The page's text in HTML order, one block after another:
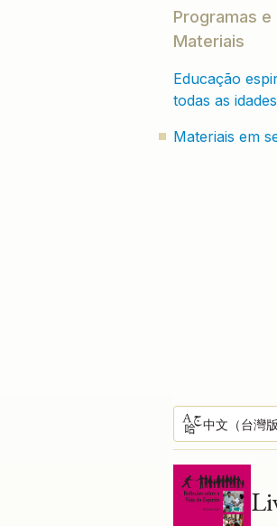
Programas e
Materiais
Educação
todas as idades
Materiais em
中文（台灣